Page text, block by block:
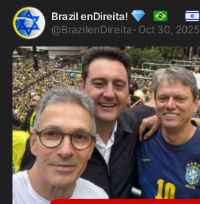
Brazil enDireita! 💎 🇧🇷 🇮🇱
@BrazilenDireita · Oct 30, 2025